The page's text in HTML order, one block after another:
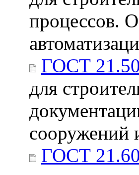
процессов.
ГОСТ
для
сооружений
ГОСТ